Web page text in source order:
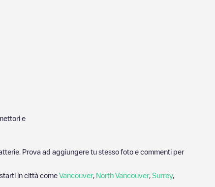
e
Prova ad aggiungere tu stesso foto e commenti per
in città come Vancouver, North Vancouver, Surrey,